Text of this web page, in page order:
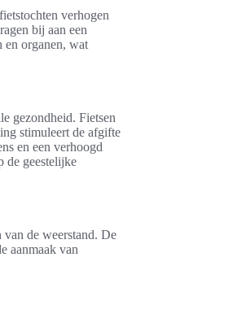
verhogen
bij aan een
en organen, wat
gezondheid. Fietsen
stimuleert de afgifte
en een verhoogd
de geestelijke
de weerstand. De
aanmaak van